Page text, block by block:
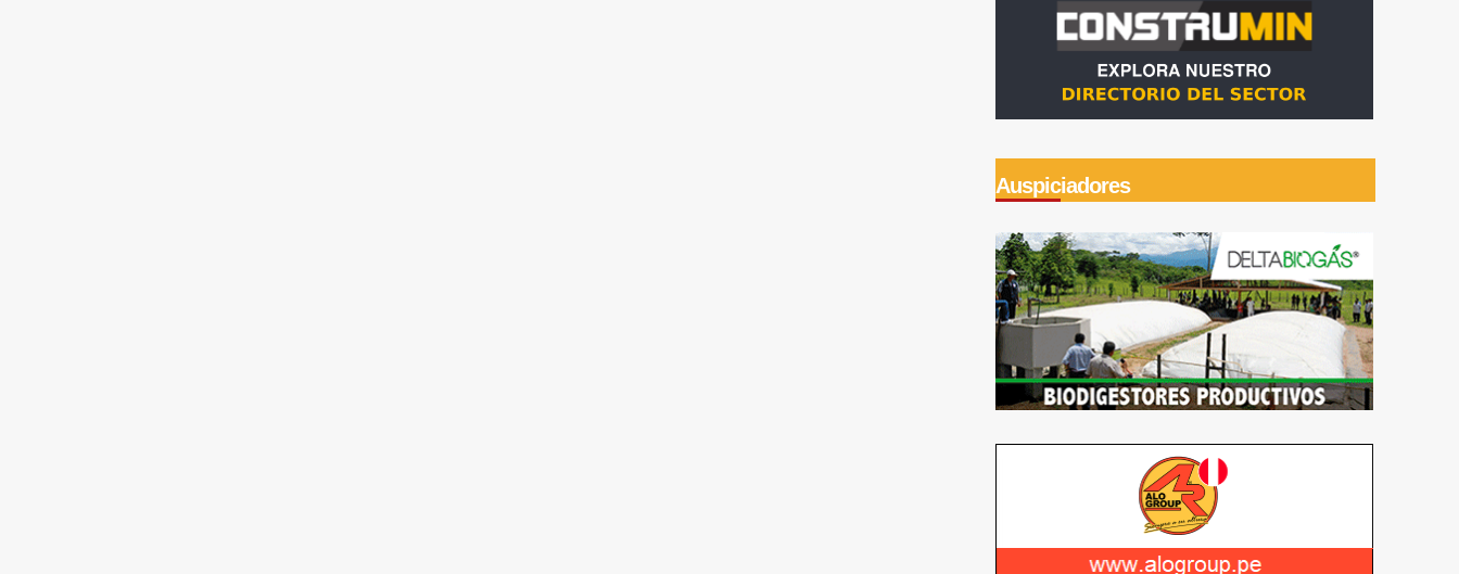
Auspiciadores